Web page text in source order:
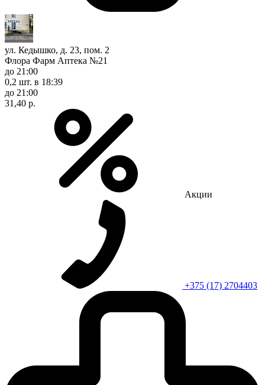
ул. Кедышко, д. 23, пом. 2
Флора Фарм Аптека №21
до 21:00
0,2 шт. в 18:39
до 21:00
31,40 р.
Акции
+375 (17) 2704403